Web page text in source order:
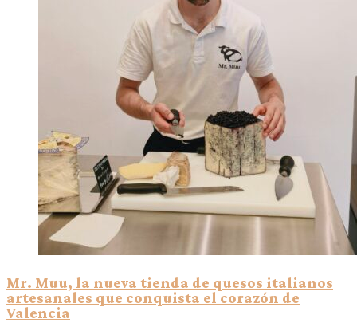
Mr. Muu, la nueva tienda de quesos italianos
artesanales que conquista el corazón de
Valencia